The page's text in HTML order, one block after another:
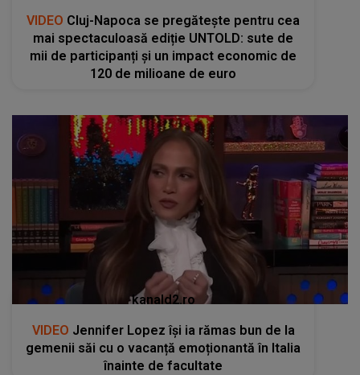
VIDEO Cluj-Napoca se pregătește pentru cea
mai spectaculoasă ediție UNTOLD: sute de
mii de participanți și un impact economic de
120 de milioane de euro
kanald2.ro
VIDEO Jennifer Lopez își ia rămas bun de la
gemenii săi cu o vacanță emoționantă în Italia
înainte de facultate